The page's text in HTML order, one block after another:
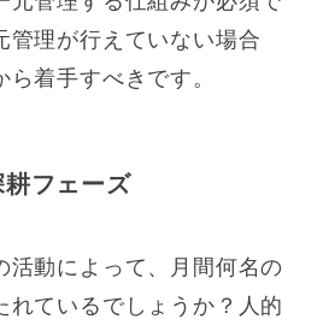
管理が行えていない場合
着手すべきです。
フェーズ
活動によって、月間何名の
れているでしょうか？人的